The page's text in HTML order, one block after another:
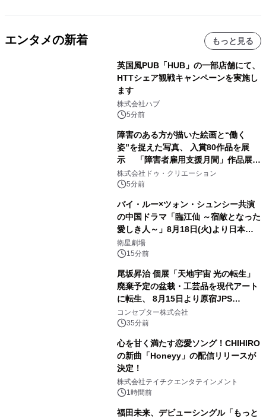
エンタメの新着 もっと見る
英国風PUB「HUB」の一部店舗にて、
HTTシェア観戦キャンペーンを実施し
ます
株式会社ハブ
5分前
障害のある方が描いた絵画と“働く
姿”を捉えた写真、 入賞80作品を展
示 「障害者雇用支援月間」作品展示
会を 東京・愛知で開催
株式会社ドゥ・クリエーション
5分前
バイ・ルー×ツォン・シュンシー共演
の中国ドラマ「臨江仙 ～宿敵となった
愛しき人～」8月18日(火)より日本初
放送！YouTubeにて8月11日(火)より
第1話期間限定公開！CS衛星劇場
衛星劇場
15分前
尾坂昇治 個展「天地宇宙 光の転生」
廃棄予定の盆栽・工芸品を現代アート
に転生、 8月15日より原宿JPS
Galleryにて約30点を展示
コンセプター株式会社
35分前
心を甘く満たす恋愛ソング！CHIHIRO
の新曲「Honeyy」の配信リリースが
決定！
株式会社テイチクエンタテインメント
1時間前
福田未来、デビューシングル「もっと